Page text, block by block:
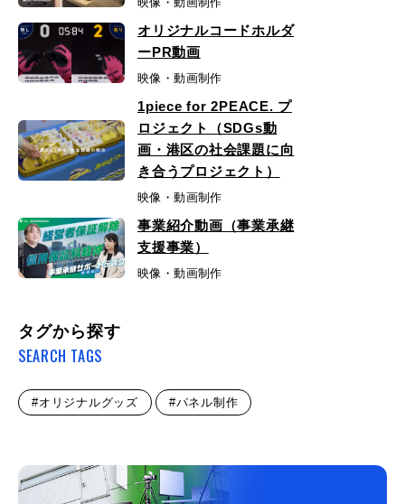
オリジナルコードホルダ
ーPR動画
映像・動画制作
1piece for 2PEACE. プ
ロジェクト（SDGs動
画・港区の社会課題に向
き合うプロジェクト）
映像・動画制作
事業紹介動画（事業承継
支援事業）
映像・動画制作
タグから探す
SEARCH TAGS
#オリジナルグッズ #パネル制作